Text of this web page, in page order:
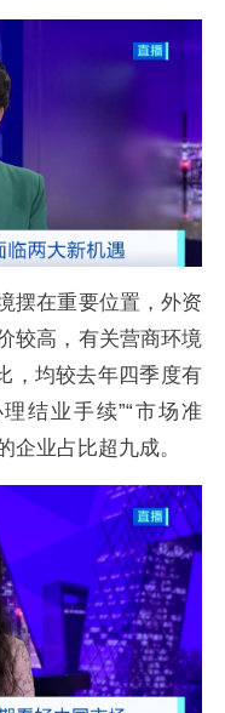
摆在重要位置，外资
较高，有关营商环境
，均较去年四季度有
结业手续”“市场准
企业占比超九成。